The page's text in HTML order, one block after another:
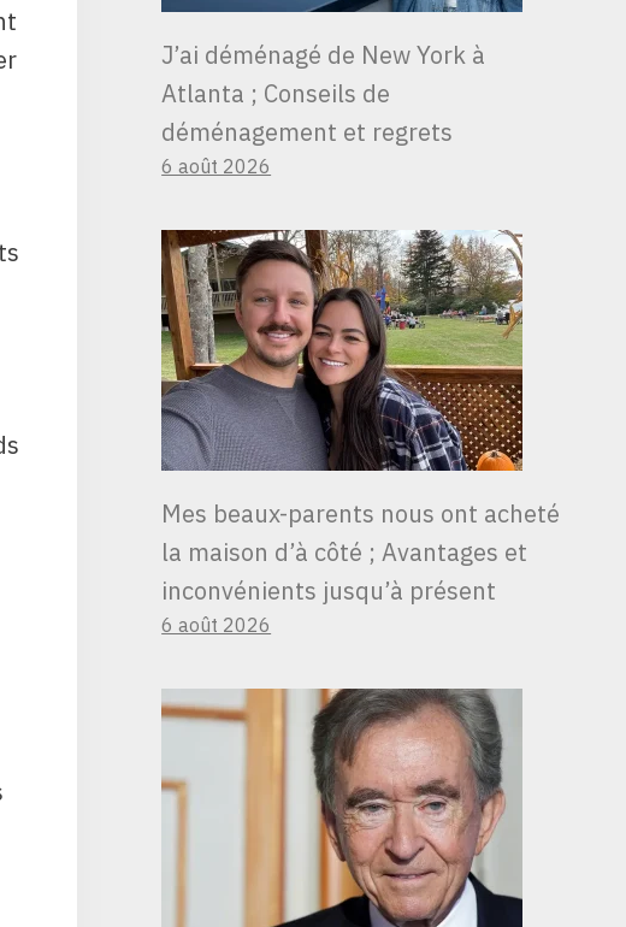
J’ai déménagé de New York à
Atlanta ; Conseils de
déménagement et regrets
6 août 2026
Mes beaux-parents nous ont acheté
la maison d’à côté ; Avantages et
inconvénients jusqu’à présent
6 août 2026